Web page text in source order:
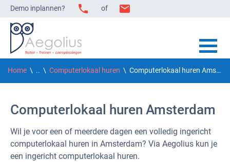
Demo inplannen? of
Home \ .. \ Computerlokaal huren \ Computerlokaal huren Amsterdam
Computerlokaal huren Amsterdam
Wil je voor een of meerdere dagen een volledig ingericht
computerlokaal huren in Amsterdam? Via Aegolius kun je
een ingericht computerlokaal huren.